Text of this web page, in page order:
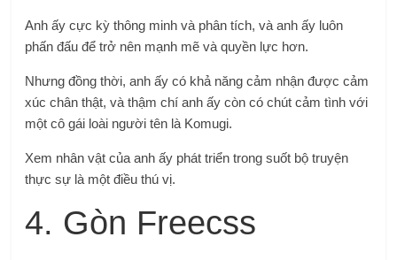
Anh ấy cực kỳ thông minh và phân tích, và anh ấy luôn
phấn đấu để trở nên mạnh mẽ và quyền lực hơn.
Nhưng đồng thời, anh ấy có khả năng cảm nhận được cảm
xúc chân thật, và thậm chí anh ấy còn có chút cảm tình với
một cô gái loài người tên là Komugi.
Xem nhân vật của anh ấy phát triển trong suốt bộ truyện
thực sự là một điều thú vị.
4. Gòn Freecss